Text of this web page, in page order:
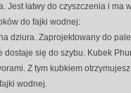
Jest łatwy do czyszczenia i
do fajki wodnej:
dziura. Zaprojektowany do
dostaje się do szybu. Kubek
Z tym kubkiem
wodnej.